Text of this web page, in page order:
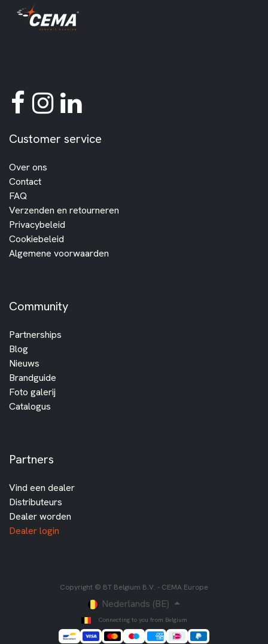
Customer service
Over ons
Contact
FAQ
Verzenden en retourneren
Privacybeleid
Cookiebeleid
Algemene voorwaarden
Community
Partnerships
Blog
Nieuws
Brandguide
Foto galerij
Catalogus
Partners
Vind een dealer
Distributeurs
Dealer worden
Dealer login
Copyright © BT Belgium B.V. - CEMA Europe
Nederlands (BE)
Connecting to you from Belgium